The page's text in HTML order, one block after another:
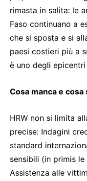
rimasta in salita: le
Faso continuano a
che si sposta e si
paesi costieri più a
è uno degli
Cosa manca e cosa
HRW non si limita
precise: Indagini
standard
sensibili (in primis
Assistenza alle